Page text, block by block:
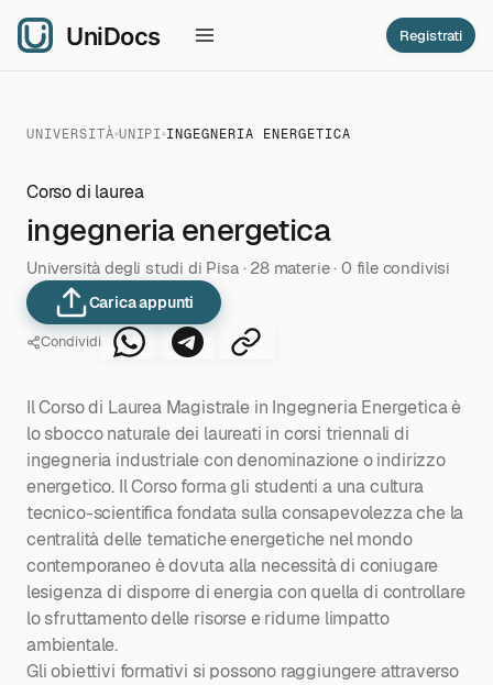
Registrati
UNIVERSITÀ UNIPI INGEGNERIA ENERGETICA
Corso di laurea
ingegneria energetica
Università degli studi di Pisa · 28 materie · 0 file condivisi
Carica appunti
Condividi
Il Corso di Laurea Magistrale in Ingegneria Energetica è
lo sbocco naturale dei laureati in corsi triennali di
ingegneria industriale con denominazione o indirizzo
energetico. Il Corso forma gli studenti a una cultura
tecnico-scientifica fondata sulla consapevolezza che la
centralità delle tematiche energetiche nel mondo
contemporaneo è dovuta alla necessità di coniugare
lesigenza di disporre di energia con quella di controllare
lo sfruttamento delle risorse e ridurne limpatto
ambientale.
Gli obiettivi formativi si possono raggiungere attraverso